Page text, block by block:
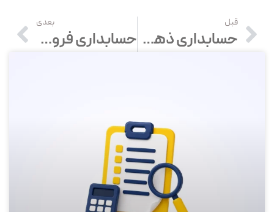
قبل
حسابداری ذهنی چیست؟ مزایا و معایب حسابداری ذهنی
بعدی
حسابداری فروش اقساطی چگونه است؟ | انواع روش‌های حسابداری فروش اقساطی